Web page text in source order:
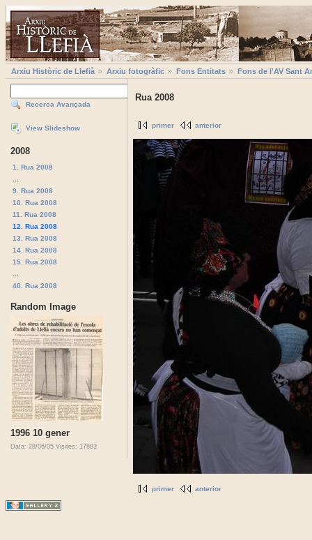
Arxiu Històric de Llefià Arxiu fotogràfic Fons Entitats Fons de l'AV Sant
Recerca Avançada
View Slideshow
2008
1. Rua 2008
9. Rua 2008
10. Rua 2008
11. Rua 2008
12. Rua 2008
13. Rua 2008
14. Rua 2008
15. Rua 2008
40. Rua 2008
Random Image
1996 10 gener
Data: 28/06/05 Visites: 17883
Rua 2008
primer anterior
primer anterior